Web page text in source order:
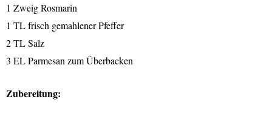
1 Zweig Rosmarin
1 TL frisch gemahlener Pfeffer
2 TL Salz
3 EL Parmesan zum Überbacken
Zubereitung: